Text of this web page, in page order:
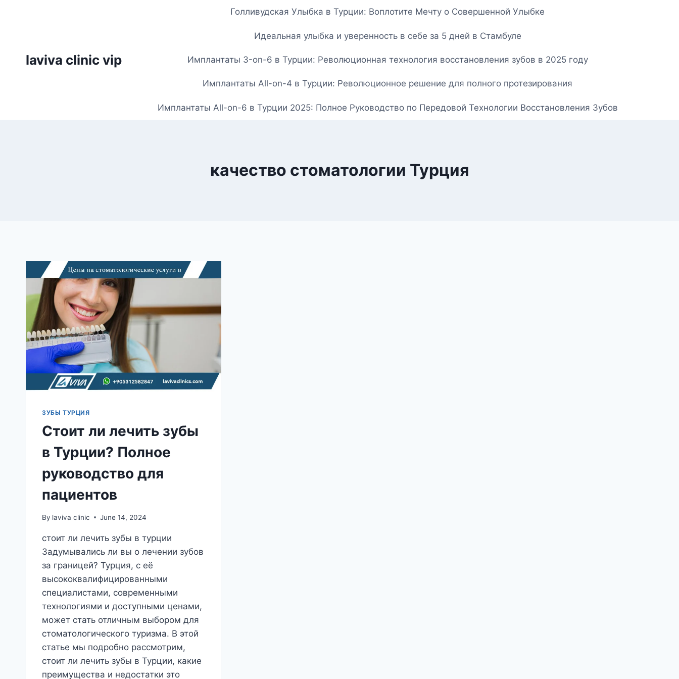
laviva clinic vip
Голливудская Улыбка в Турции: Воплотите Мечту о Совершенной Улыбке
Идеальная улыбка и уверенность в себе за 5 дней в Стамбуле
Имплантаты 3-on-6 в Турции: Революционная технология восстановления зубов в 2025 году
Имплантаты All-on-4 в Турции: Революционное решение для полного протезирования
Имплантаты All-on-6 в Турции 2025: Полное Руководство по Передовой Технологии Восстановления Зубов
качество стоматологии Турция
ЗУБЫ ТУРЦИЯ
Стоит ли лечить зубы
в Турции? Полное
руководство для
пациентов
By laviva clinic June 14, 2024
стоит ли лечить зубы в турции
Задумывались ли вы о лечении зубов
за границей? Турция, с её
высококвалифицированными
специалистами, современными
технологиями и доступными ценами,
может стать отличным выбором для
стоматологического туризма. В этой
статье мы подробно рассмотрим,
стоит ли лечить зубы в Турции, какие
преимущества и недостатки это